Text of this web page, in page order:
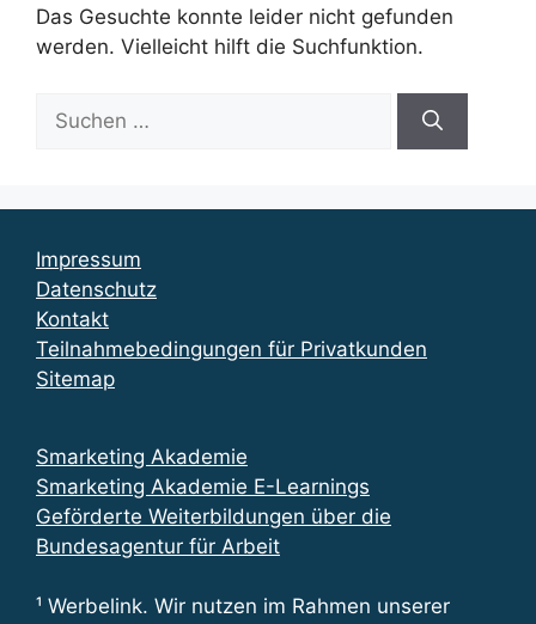
Das Gesuchte konnte leider nicht gefunden
werden. Vielleicht hilft die Suchfunktion.
nach:
Impressum
Datenschutz
Kontakt
Teilnahmebedingungen für Privatkunden
Sitemap
Smarketing Akademie
Smarketing Akademie E-Learnings
Geförderte Weiterbildungen über die
Bundesagentur für Arbeit
¹ Werbelink. Wir nutzen im Rahmen unserer